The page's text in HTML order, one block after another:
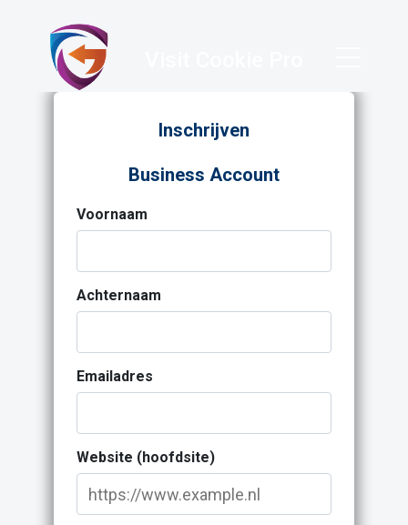
Inschrijven
Business Account
Voornaam
Achternaam
Emailadres
Website (hoofdsite)